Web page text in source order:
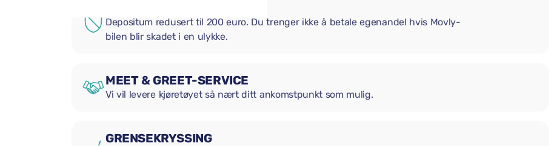
Depositum redusert til 200 euro. Du trenger ikke å betale egenandel hvis Movly-
bilen blir skadet i en ulykke.
MEET & GREET-SERVICE
Vi vil levere kjøretøyet så nært ditt ankomstpunkt som mulig.
GRENSEKRYSSING